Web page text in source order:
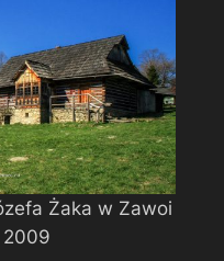
Żaka w Zawoi
2009